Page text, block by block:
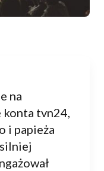
na
tvn24,
i papieża